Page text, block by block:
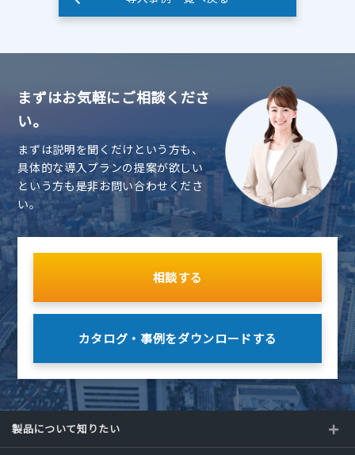
まずはお気軽にご相談くださ
い。
まずは説明を聞くだけという方も、
具体的な導入プランの提案が欲しい
という方も是非お問い合わせくださ
い。
相談する
カタログ・事例をダウンロードする
製品について知りたい